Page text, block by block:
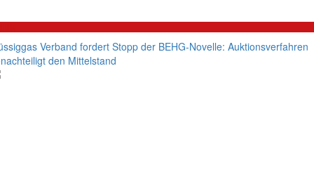
Verband fordert Stopp der BEHG-Novelle: Auktionsverfahren
den Mittelstand